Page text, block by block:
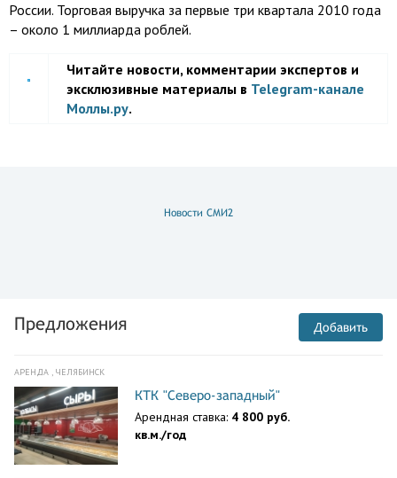
России. Торговая выручка за первые три квартала 2010 года
– около 1 миллиарда роблей.
Читайте новости, комментарии экспертов и
эксклюзивные материалы в Telegram-канале
Моллы.ру.
Новости СМИ2
Предложения Добавить
АРЕНДА , ЧЕЛЯБИНСК
КТК "Северо-западный"
Арендная ставка: 4 800 руб.
кв.м./год